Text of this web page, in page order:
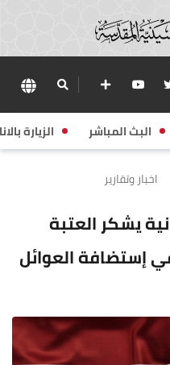
البث المباشر الزيارة
اخبار وتقارير
يشكر العتبة
إستضافة العوائل